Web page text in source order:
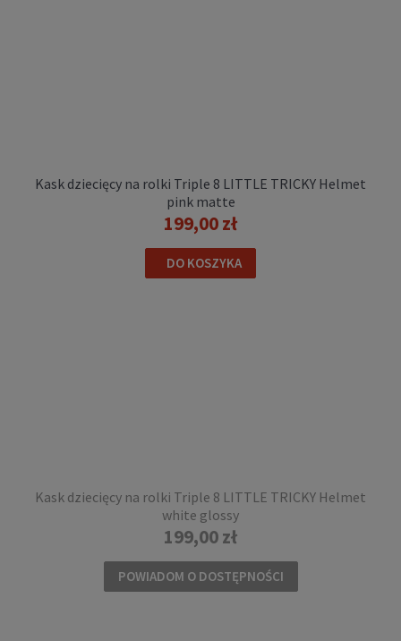
Kask dziecięcy na rolki Triple 8 LITTLE TRICKY Helmet
pink matte
199,00 zł
DO KOSZYKA
Kask dziecięcy na rolki Triple 8 LITTLE TRICKY Helmet
white glossy
199,00 zł
POWIADOM O DOSTĘPNOŚCI